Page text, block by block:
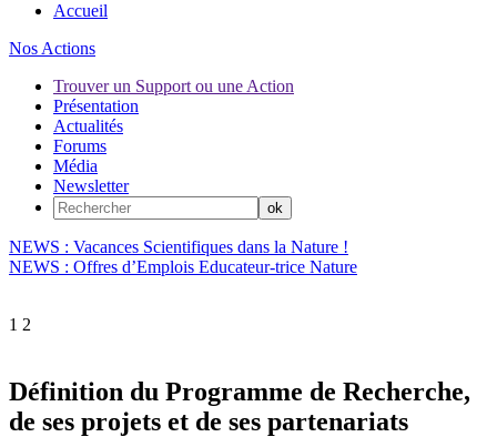
Accueil
Nos Actions
Trouver un Support ou une Action
Présentation
Actualités
Forums
Média
Newsletter
NEWS : Vacances Scientifiques dans la Nature !
NEWS : Offres d’Emplois Educateur-trice Nature
1 2
Définition du Programme de Recherche,
de ses projets et de ses partenariats